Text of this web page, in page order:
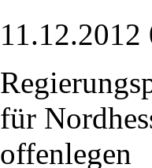
11.12.2012
für
offenlegen